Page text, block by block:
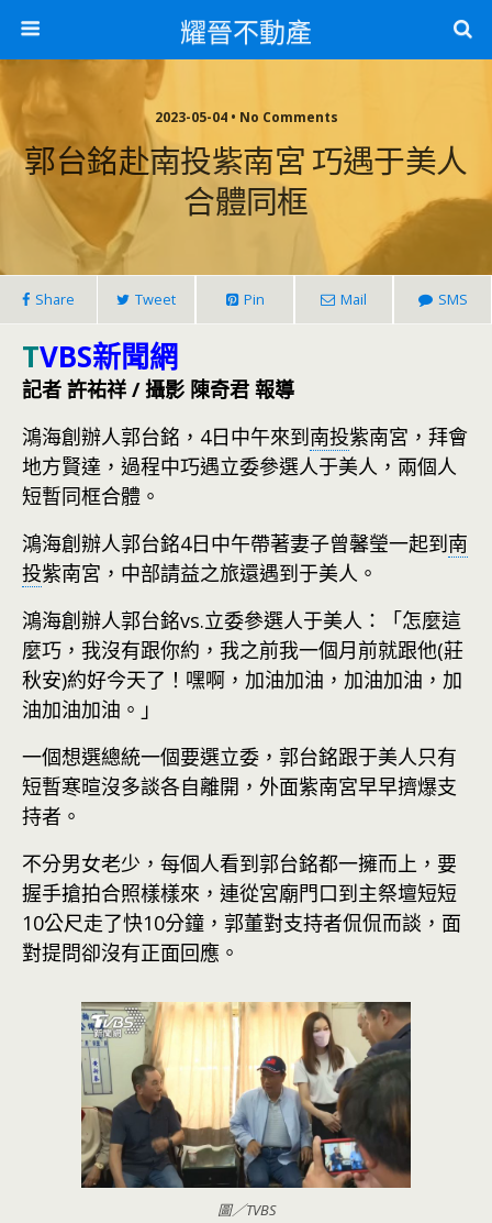
耀晉不動產
2023-05-04 • No Comments
郭台銘赴南投紫南宮 巧遇于美人
合體同框
Share Tweet Pin Mail SMS
TVBS新聞網
記者 許祐祥 / 攝影 陳奇君 報導
鴻海創辦人郭台銘，4日中午來到南投紫南宮，拜會
地方賢達，過程中巧遇立委參選人于美人，兩個人
短暫同框合體。
鴻海創辦人郭台銘4日中午帶著妻子曾馨瑩一起到南
投紫南宮，中部請益之旅還遇到于美人。
鴻海創辦人郭台銘vs.立委參選人于美人：「怎麼這
麼巧，我沒有跟你約，我之前我一個月前就跟他(莊
秋安)約好今天了！嘿啊，加油加油，加油加油，加
油加油加油。」
一個想選總統一個要選立委，郭台銘跟于美人只有
短暫寒暄沒多談各自離開，外面紫南宮早早擠爆支
持者。
不分男女老少，每個人看到郭台銘都一擁而上，要
握手搶拍合照樣樣來，連從宮廟門口到主祭壇短短
10公尺走了快10分鐘，郭董對支持者侃侃而談，面
對提問卻沒有正面回應。
圖／TVBS